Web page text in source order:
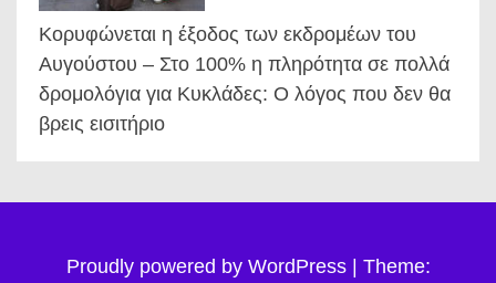
Κορυφώνεται η έξοδος των εκδρομέων του
Αυγούστου – Στο 100% η πληρότητα σε πολλά
δρομολόγια για Κυκλάδες: Ο λόγος που δεν θα
βρεις εισιτήριο
Proudly powered by WordPress | Theme: